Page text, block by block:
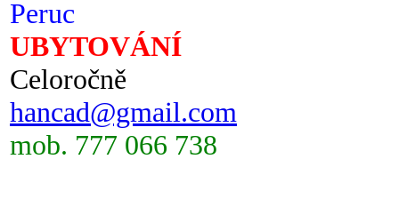
Peruc
UBYTOVÁNÍ
Celoročně
hancad@gmail.com
mob. 777 066 738